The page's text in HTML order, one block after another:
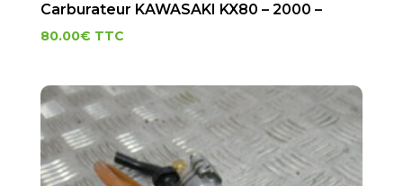
Carburateur KAWASAKI KX80 – 2000 –
80.00€ TTC